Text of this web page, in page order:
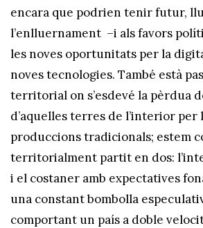
encara que podrien tenir futur,
l’enlluernament –i als favors
les noves oportunitats per la
noves tecnologies. També està
territorial on s’esdevé la pèrdua
d’aquelles terres de l’interior per
produccions tradicionals; estem
territorialment partit en dos:
i el costaner amb expectatives
una constant bombolla
comportant un país a doble